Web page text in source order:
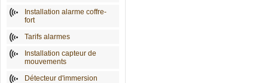
Installation alarme coffre-
fort
Tarifs alarmes
Installation capteur de
mouvements
Détecteur d'immersion